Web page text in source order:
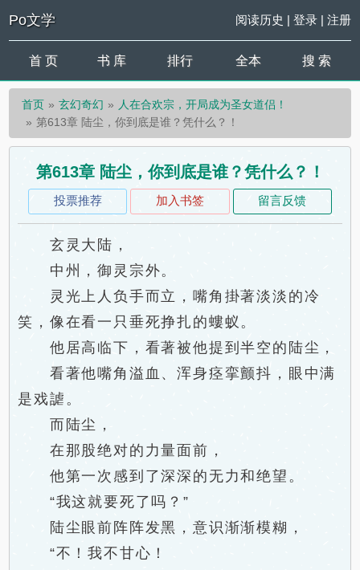
Po文学 阅读历史 | 登录| 注册
首 页 书 库 排行 全本 搜 索
首页 玄幻奇幻
人在合欢宗，开局成为圣女道侣！
第613章 陆尘，你到底是谁？凭什么？！
第613章 陆尘，你到底是谁？凭什么？！
投票推荐 加入书签 留言反馈
玄灵大陆，
中州，御灵宗外。
灵光上人负手而立，嘴角掛著淡淡的冷
笑，像在看一只垂死挣扎的螻蚁。
他居高临下，看著被他提到半空的陆尘，
看著他嘴角溢血、浑身痉挛颤抖，眼中满
是戏謔。
而陆尘，
在那股绝对的力量面前，
他第一次感到了深深的无力和绝望。
“我这就要死了吗？”
陆尘眼前阵阵发黑，意识渐渐模糊，
“不！我不甘心！